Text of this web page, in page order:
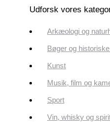
Udforsk vores
Arkæologi og
Bøger og
Kunst
Musik, film og
Sport
Vin, whisky og